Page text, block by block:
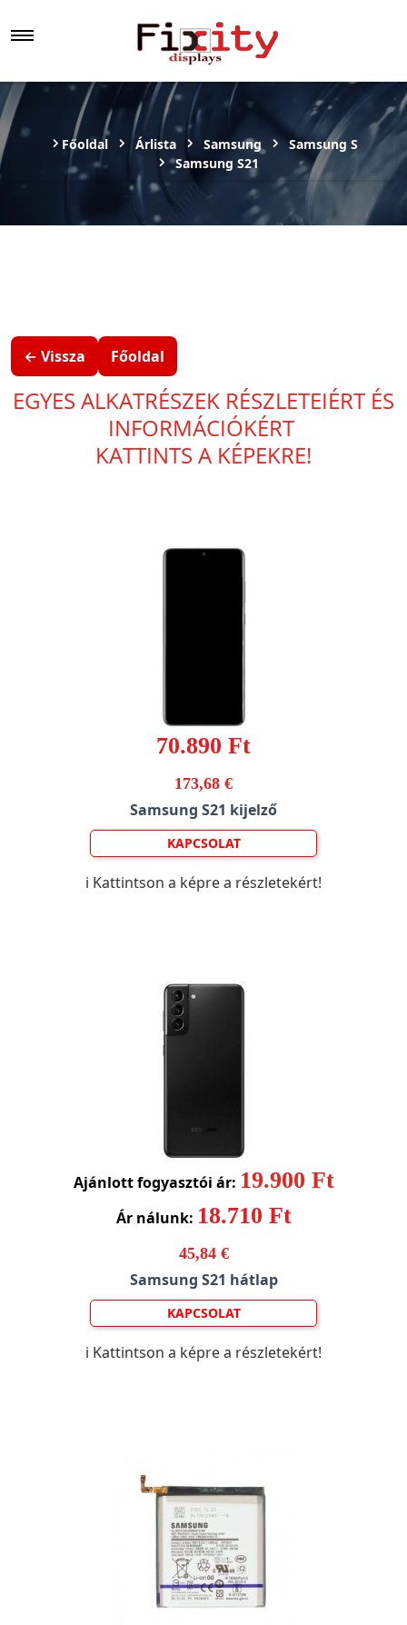
Főoldal Árlista Samsung
Samsung S
Samsung S21
← Vissza Főoldal
EGYES ALKATRÉSZEK RÉSZLETEIÉRT ÉS
INFORMÁCIÓKÉRT
KATTINTS A KÉPEKRE!
70.890 Ft
173,68 €
Samsung S21 kijelző
KAPCSOLAT
ℹ️ Kattintson a képre a részletekért!
Ajánlott fogyasztói ár: 19.900 Ft
Ár nálunk: 18.710 Ft
45,84 €
Samsung S21 hátlap
KAPCSOLAT
ℹ️ Kattintson a képre a részletekért!